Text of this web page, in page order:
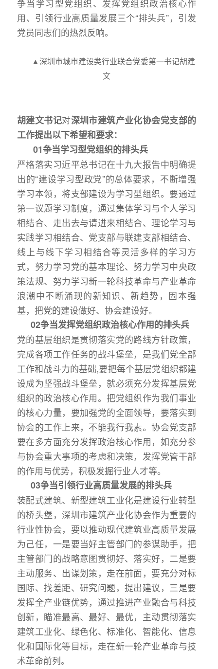
争当学习型党组织、发挥党组织政治核心作
用、引领行业高质量发展三个“排头兵”，引发
党员同志们的热烈反响。
▲深圳市城市建设类行业联合党委第一书记胡建
文
胡建文书记对深圳市建筑产业化协会党支部的
工作提出以下希望和要求：
01争当学习型党组织的排头兵
严格落实习近平总书记在十九大报告中明确提
出的“建设学习型政党”的总体要求，不断增强
学习本领，将支部建设为学习型组织。要通过
第一议题学习制度，通过集体学习与个人学习
相结合、走出去与请进来相结合、理论学习与
实践学习相结合、党支部与联建支部相结合、
线上与线下学习相结合等灵活多样的学习方
式，努力学习党的基本理论、努力学习中央政
策法规、努力学习新一轮科技革命与产业革命
浪潮中不断涌现的新知识、新趋势，固本强
基，把党的建设做好、协会建设好。
02争当发挥党组织政治核心作用的排头兵
党的基层组织是贯彻落实党的路线方针政策，
完成各项工作任务的战斗堡垒，是我们党全部
工作和战斗力的基础,要把每个基层党组织都建
设成为坚强战斗堡垒，就必须充分发挥基层党
组织的政治核心作用。把党组织作为我们事业
的核心力量，要加强党的全面领导，要落实到
协会的工作上来，不能我行我素。协会党支部
要在多方面充分发挥政治核心作用，如充分参
与协会重大事项的考虑和决策，发挥党管干部
的作用与优势，积极发掘行业人才等。
03争当引领行业高质量发展的排头兵
装配式建筑、新型建筑工业化是建设行业转型
的桥头堡，深圳市建筑产业化协会作为重要的
行业性协会，要以推动现代建筑业高质量发展
为己任，一是要当好主管部门的参谋助手，把
主管部门的战略意图贯彻好、落实好，二是要
主动服务、出谋划策，走在前面，要充分对标
国际、找差距、研究问题，提出建议，三是要
发挥全产业链优势，通过推进产业融合与科技
创新，瞄准最高、最好、最优，主动贯彻落实
建筑工业化、绿色化、标准化、智能化、信息
化和国际化等目标，走在新一轮产业革命与技
术革命前列。